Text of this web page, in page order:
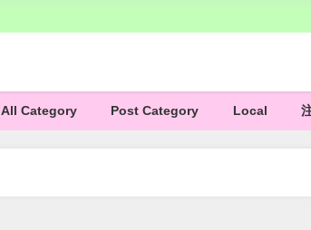
All Category Post Category Local